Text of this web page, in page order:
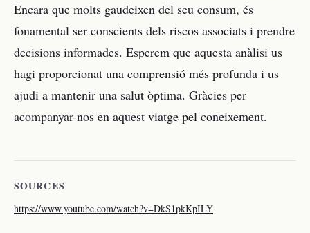
Encara que molts gaudeixen del seu consum, és
fonamental ser conscients dels riscos associats i prendre
decisions informades. Esperem que aquesta anàlisi us
hagi proporcionat una comprensió més profunda i us
ajudi a mantenir una salut òptima. Gràcies per
acompanyar-nos en aquest viatge pel coneixement.
SOURCES
https://www.youtube.com/watch?v=DkS1pkKpILY